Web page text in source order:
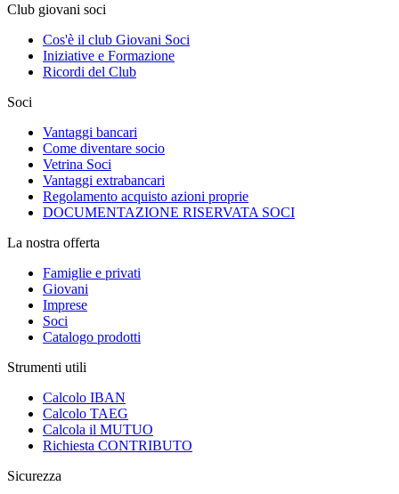
Club giovani soci
Cos'è il club Giovani Soci
Iniziative e Formazione
Ricordi del Club
Soci
Vantaggi bancari
Come diventare socio
Vetrina Soci
Vantaggi extrabancari
Regolamento acquisto azioni proprie
DOCUMENTAZIONE RISERVATA SOCI
La nostra offerta
Famiglie e privati
Giovani
Imprese
Soci
Catalogo prodotti
Strumenti utili
Calcolo IBAN
Calcolo TAEG
Calcola il MUTUO
Richiesta CONTRIBUTO
Sicurezza